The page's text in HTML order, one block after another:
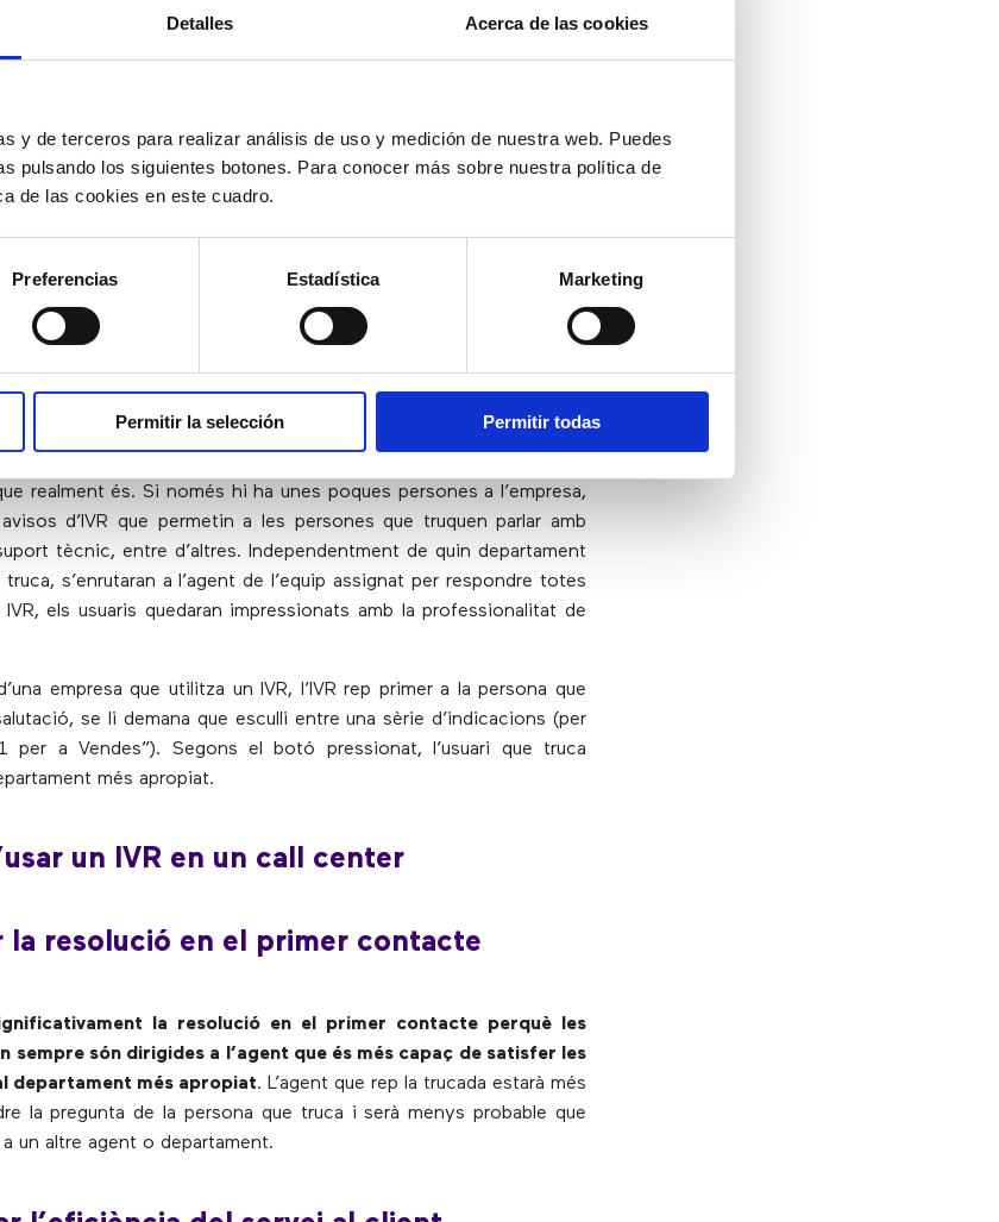
Detalles Acerca de las cookies
y de terceros para realizar análisis de uso y medición de nuestra web. Puedes
pulsando los siguientes botones. Para conocer más sobre nuestra política de
de las cookies en este cuadro.
Preferencias Estadística Marketing
Permitir la selección Permitir todas
grans volums de trucades
als contact center gestionar fàcilment grans volums de
persones que truquen són dirigides automàticament a l’agent o
més capaç de satisfer les seves necessitats o esperaran en una
estiguin ocupats.Alguns sistemes IVR permeten a l’usuari que
agent torni la seva trucada en lloc d’esperar a que atenguin la
d’una empresa
realment és. Si només hi ha unes poques persones a l’empresa,
d’IVR que permetin a les persones que truquen parlar amb
tècnic, entre d’altres. Independentment de quin departament
s’enrutaran a l’agent de l’equip assignat per respondre totes
els usuaris quedaran impressionats amb la professionalitat de
empresa que utilitza un IVR, l’IVR rep primer a la persona que
se li demana que esculli entre una sèrie d’indicacions (per
per a Vendes”). Segons el botó pressionat, l’usuari que truca
més apropiat.
un IVR en un call center
la resolució en el primer contacte
la resolució en el primer contacte perquè les
sempre són dirigides a l’agent que és més capaç de satisfer les
departament més apropiat. L’agent que rep la trucada estarà més
la pregunta de la persona que truca i serà menys probable que
un altre agent o departament.